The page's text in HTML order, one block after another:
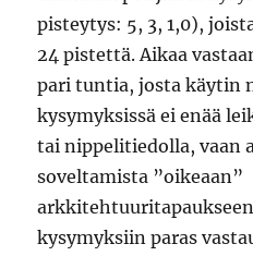
pisteytys: 5, 3, 1,0),
24 pistettä. Aikaa
pari tuntia, josta käytin
kysymyksissä ei enää
tai nippelitiedolla, vaan
soveltamista ”oikeaan”
kysymyksiin paras